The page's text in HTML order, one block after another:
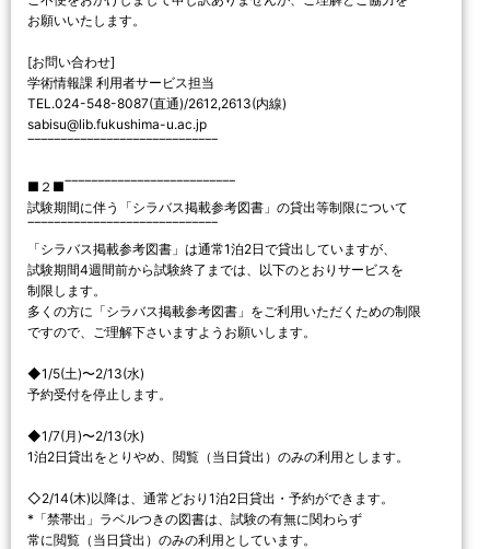
お願いいたします。
[お問い合わせ]
学術情報課 利用者サービス担当
TEL.024-548-8087(直通)/2612,2613(内線)
sabisu@lib.fukushima-u.ac.jp
‾‾‾‾‾‾‾‾‾‾‾‾‾‾‾‾‾‾‾‾‾‾‾‾‾‾‾‾‾
■２■‾‾‾‾‾‾‾‾‾‾‾‾‾‾‾‾‾‾‾‾‾‾‾‾‾‾
試験期間に伴う「シラバス掲載参考図書」の貸出等制限について
‾‾‾‾‾‾‾‾‾‾‾‾‾‾‾‾‾‾‾‾‾‾‾‾‾‾‾‾‾
「シラバス掲載参考図書」は通常1泊2日で貸出していますが、
試験期間4週間前から試験終了までは、以下のとおりサービスを
制限します。
多くの方に「シラバス掲載参考図書」をご利用いただくための制限
ですので、ご理解下さいますようお願いします。
◆1/5(土)〜2/13(水)
予約受付を停止します。
◆1/7(月)〜2/13(水)
1泊2日貸出をとりやめ、閲覧（当日貸出）のみの利用とします。
◇2/14(木)以降は、通常どおり1泊2日貸出・予約ができます。
*「禁帯出」ラベルつきの図書は、試験の有無に関わらず
常に閲覧（当日貸出）のみの利用としています。